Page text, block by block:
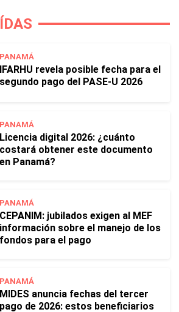
PANAMÁ
IFARHU revela posible fecha para el
segundo pago del PASE-U 2026
PANAMÁ
Licencia digital 2026: ¿cuánto
costará obtener este documento
en Panamá?
PANAMÁ
CEPANIM: jubilados exigen al MEF
información sobre el manejo de los
fondos para el pago
PANAMÁ
MIDES anuncia fechas del tercer
pago de 2026: estos beneficiarios